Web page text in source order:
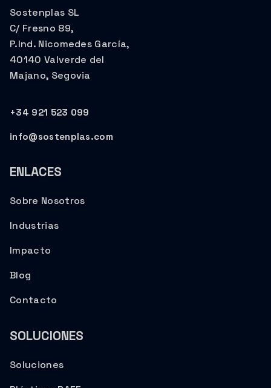
Sostenplas SL
C/ Fresno 89,
P.Ind. Nicomedes García,
40140 Valverde del
Majano, Segovia
+34 921 523 099
info@sostenplas.com
ENLACES
Sobre Nosotros
Industrias
Impacto
Blog
Contacto
SOLUCIONES
Soluciones